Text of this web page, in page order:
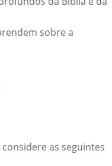
sobre a
as seguintes